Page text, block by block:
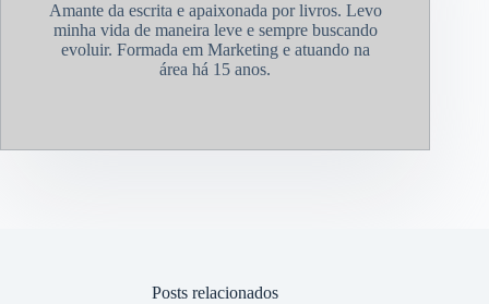
Amante da escrita e apaixonada por livros. Levo
minha vida de maneira leve e sempre buscando
evoluir. Formada em Marketing e atuando na
área há 15 anos.
Posts relacionados